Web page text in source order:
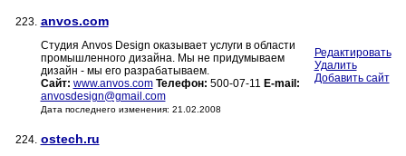
223. anvos.com
Студия Anvos Design оказывает услуги в области
промышленного дизайна. Мы не придумываем
дизайн - мы его разрабатываем.
Сайт: www.anvos.com Телефон: 500-07-11 E-mail:
anvosdesign@gmail.com
Дата последнего изменения: 21.02.2008
Редактировать
Удалить
Добавить сайт
224. ostech.ru